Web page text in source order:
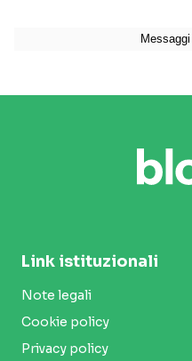
Link istituzionali
Note legali
Cookie policy
Privacy policy